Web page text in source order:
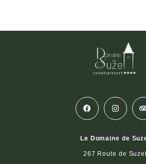
Le Domaine de
267 Route de Suzel